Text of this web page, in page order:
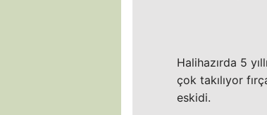
Halihazırda 5
çok takılıyor
eskidi.